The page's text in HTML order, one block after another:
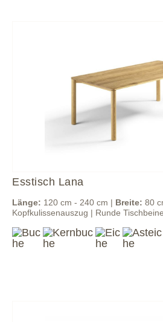
Esstisch Lana
Länge: 120 cm - 240 cm | Breite: 80
Kopfkulissenauszug | Runde Tischbeine